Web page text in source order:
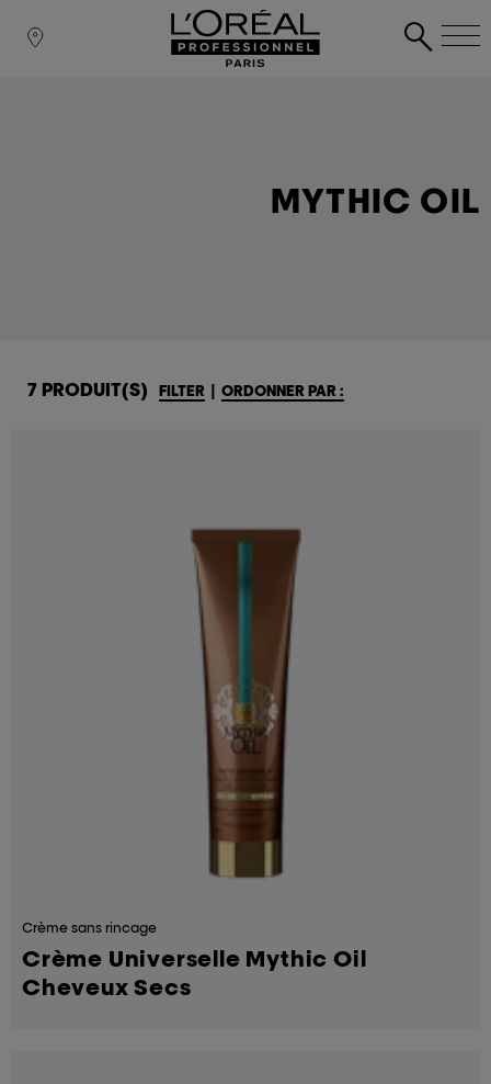
MYTHIC OIL
7 PRODUIT(S) FILTER ORDONNER PAR :
Crème sans rincage
Crème Universelle Mythic Oil
Cheveux Secs